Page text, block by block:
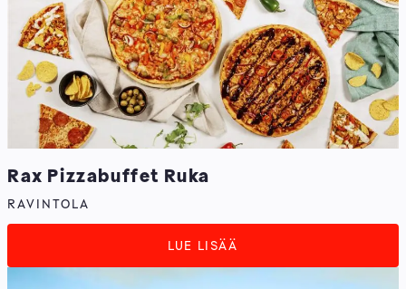
Rax Pizzabuffet Ruka
RAVINTOLA
LUE LISÄÄ